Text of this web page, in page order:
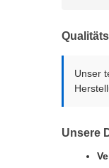
Unser
Unsere